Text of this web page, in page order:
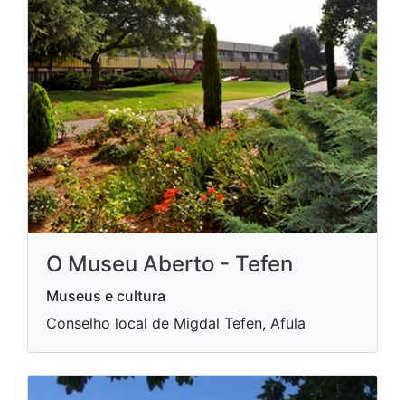
O Museu Aberto - Tefen
Museus e cultura
Conselho local de Migdal Tefen, Afula